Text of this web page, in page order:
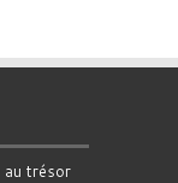
au trésor